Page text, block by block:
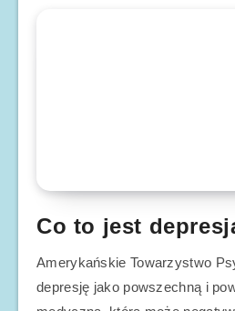
Co to jest
Amerykańskie Towarzystwo
depresję jako powszechną i